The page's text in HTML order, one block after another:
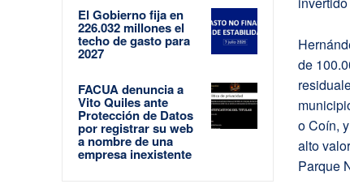
El Gobierno fija en
226.032 millones el
techo de gasto para
2027
FACUA denuncia a
Vito Quiles ante
Protección de Datos
por registrar su web
a nombre de una
empresa inexistente
de
o Coín,
alto
Parque